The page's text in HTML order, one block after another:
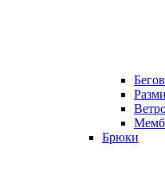
Брюки